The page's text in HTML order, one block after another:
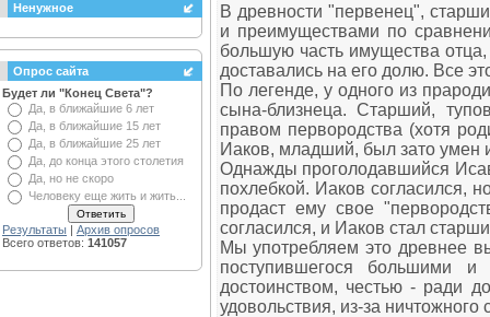
Ненужное
Опрос сайта
Будет ли "Конец Света"?
Да, в ближайшие 6 лет
Да, в ближайшие 15 лет
Да, в ближайшие 25 лет
Да, до конца этого столетия
Да, но не скоро
Человеку еще жить и жить...
Результаты | Архив опросов
Всего ответов: 141057
В древности "первенец",
и преимуществами по
большую часть имущества
доставались на его долю. Все
По легенде, у одного из
сына-близнеца. Старший,
правом первородства (хотя
Иаков, младший, был зато умен
Однажды проголодавшийся
похлебкой. Иаков согласился,
продаст ему свое
согласился, и Иаков стал
Мы употребляем это древнее
поступившегося большими
достоинством, честью - ради
удовольствия, из-за ничтожного